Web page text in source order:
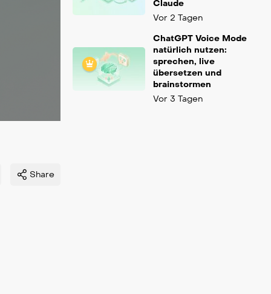
Share
Claude
Vor 2 Tagen
ChatGPT Voice Mode
natürlich nutzen:
sprechen, live
übersetzen und
brainstormen
Vor 3 Tagen